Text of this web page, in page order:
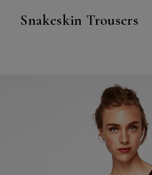
Snakeskin Trousers